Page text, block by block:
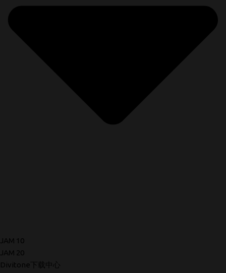
JAM 10
JAM 20
Divitone下载中心